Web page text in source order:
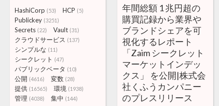
HashiCorp (53) HCP (5)
Publickey (3251)
Secrets (22) Vault (31)
クラウドサービス (137)
シンプルな (11)
シークレット (47)
パブリックベータ (10)
公開 (4616) 変数 (28)
提供 (16565) 環境 (1938)
管理 (4038) 集中 (144)
年間総額 1 兆円超の
購買記録から業界や
ブランドシェアを可
視化するレポート
「Zaim シークレット
マーケットインデッ
クス」 を公開|株式会
社くふうカンパニー
のプレスリリース